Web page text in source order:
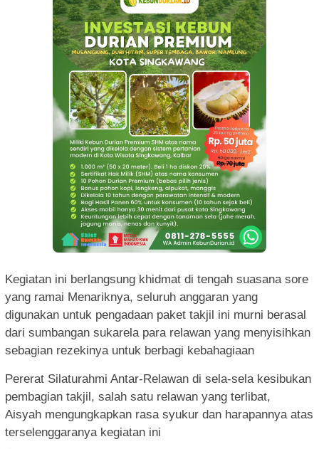
Kegiatan ini berlangsung khidmat di tengah suasana sore
yang ramai Menariknya, seluruh anggaran yang
digunakan untuk pengadaan paket takjil ini murni berasal
dari sumbangan sukarela para relawan yang menyisihkan
sebagian rezekinya untuk berbagi kebahagiaan
Pererat Silaturahmi Antar-Relawan di sela-sela kesibukan
pembagian takjil, salah satu relawan yang terlibat,
Aisyah mengungkapkan rasa syukur dan harapannya atas
terselenggaranya kegiatan ini